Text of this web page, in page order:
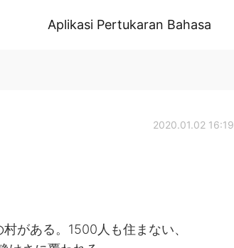
Aplikasi Pertukaran Bahasa
2020.01.02 16:19
がある。1500人も住まない、